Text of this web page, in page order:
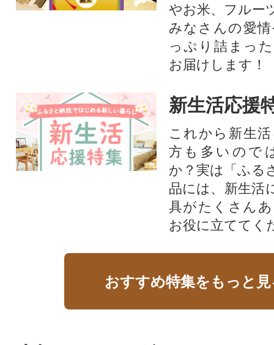
やお米、フルー
みなさんの愛
っぷり詰まっ
お届けします！
新生活応援
これから新生
方も多いので
か？実は「ふる
品には、新生活
具がたくさん
お役に立ててく
おすすめ特集をもっと